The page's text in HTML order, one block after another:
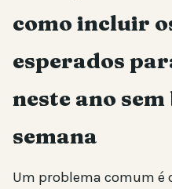
como incluir
esperados
neste ano
semana
Um problema comum é